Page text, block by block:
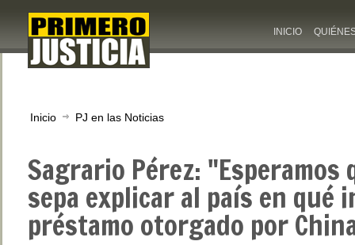
INICIO
Inicio PJ en las Noticias
Sagrario Pérez: "Esperamos
sepa explicar al país en qué
préstamo otorgado por